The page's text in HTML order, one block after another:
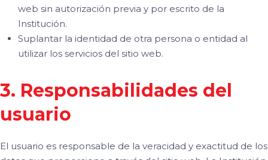
web sin autorización previa y por escrito de la
Institución.
Suplantar la identidad de otra persona o entidad al
utilizar los servicios del sitio web.
3. Responsabilidades del
usuario
El usuario es responsable de la veracidad y exactitud de los